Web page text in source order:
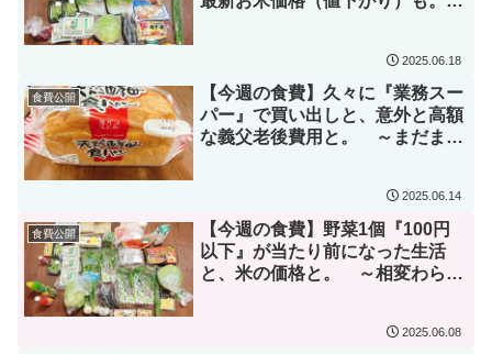
2025.06.18
食費公開
【今週の食費】久々に『業務スー
パー』で買い出しと、意外と高額
な義父老後費用と。 ～まだまだ
2025.06.14
食費公開
【今週の食費】野菜1個『100円
以下』が当たり前になった生活
と、米の価格と。 ～相変わらず
2025.06.08